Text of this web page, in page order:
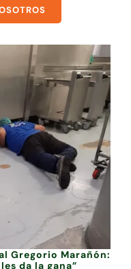
Gregorio Marañón:
da la gana”